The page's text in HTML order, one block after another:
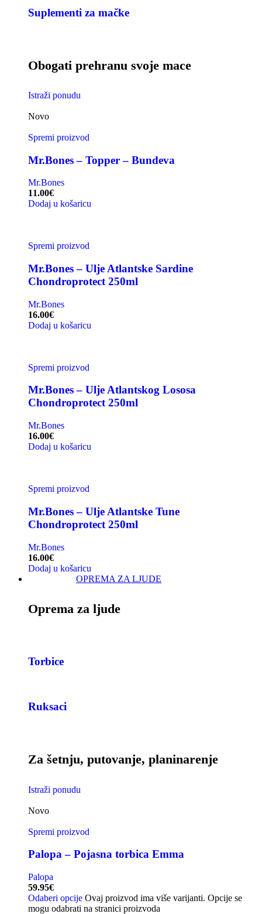
Suplementi za mačke
Obogati prehranu svoje mace
Istraži ponudu
Novo
Spremi proizvod
Mr.Bones – Topper – Bundeva
Mr.Bones
11.00€
Dodaj u košaricu
Spremi proizvod
Mr.Bones – Ulje Atlantske Sardine
Chondroprotect 250ml
Mr.Bones
16.00€
Dodaj u košaricu
Spremi proizvod
Mr.Bones – Ulje Atlantskog Lososa
Chondroprotect 250ml
Mr.Bones
16.00€
Dodaj u košaricu
Spremi proizvod
Mr.Bones – Ulje Atlantske Tune
Chondroprotect 250ml
Mr.Bones
16.00€
Dodaj u košaricu
OPREMA ZA LJUDE
Oprema za ljude
Torbice
Ruksaci
Za šetnju, putovanje, planinarenje
Istraži ponudu
Novo
Spremi proizvod
Palopa – Pojasna torbica Emma
Palopa
59.95€
Odaberi opcije Ovaj proizvod ima više varijanti. Opcije se
mogu odabrati na stranici proizvoda